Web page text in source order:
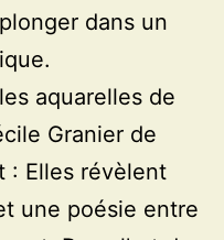
dans un
aquarelles de
Granier de
: Elles révèlent
une poésie entre